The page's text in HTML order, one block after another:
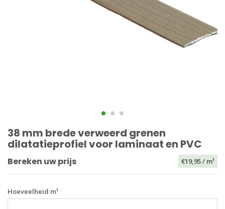
38 mm brede verweerd grenen
dilatatieprofiel voor laminaat en PVC
Bereken uw prijs €19,95/ m¹
Hoeveelheid m¹